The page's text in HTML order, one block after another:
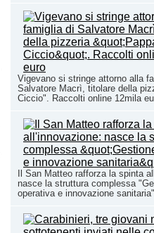
Vigevano si stringe attorno alla
Salvatore Macrì, titolare della
Ciccio". Raccolti online 12mila
Il San Matteo rafforza la spinta
nasce la struttura complessa
operativa e innovazione sanitaria"